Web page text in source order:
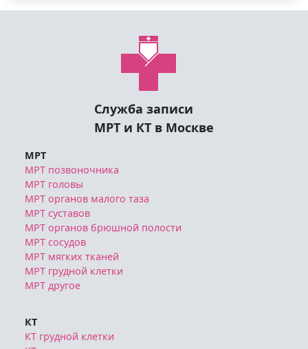
Служба записи
МРТ и КТ в Москве
МРТ
МРТ позвоночника
МРТ головы
МРТ органов малого таза
МРТ суставов
МРТ органов брюшной полости
МРТ сосудов
МРТ мягких тканей
МРТ грудной клетки
МРТ другое
КТ
КТ грудной клетки